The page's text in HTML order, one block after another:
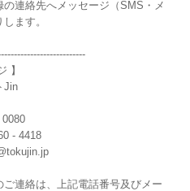
の連絡先へメッセージ（SMS・メ
ます。
】
Jin
- 4418
ご連絡は、上記電話番号及びメー